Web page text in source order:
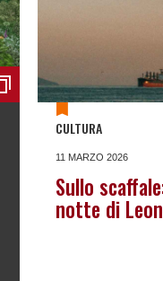
CULTURA
11 MARZO 2026
Sullo
notte di